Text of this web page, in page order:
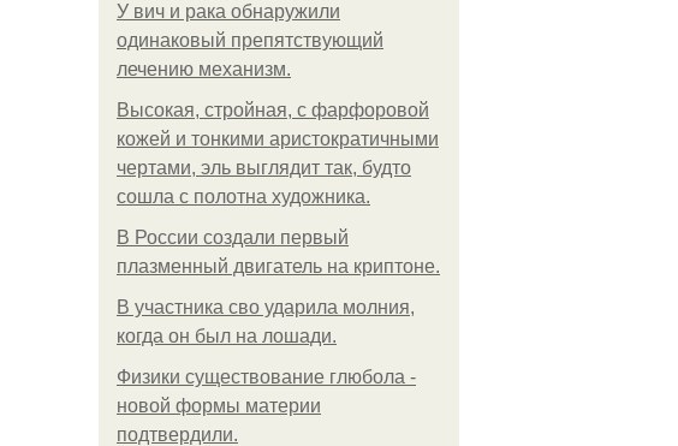
У вич и рака обнаружили
одинаковый препятствующий
лечению механизм.
Высокая, стройная, с фарфоровой
кожей и тонкими аристократичными
чертами, эль выглядит так, будто
сошла с полотна художника.
В России создали первый
плазменный двигатель на криптоне.
В участника сво ударила молния,
когда он был на лошади.
Физики существование глюбола -
новой формы материи
подтвердили.